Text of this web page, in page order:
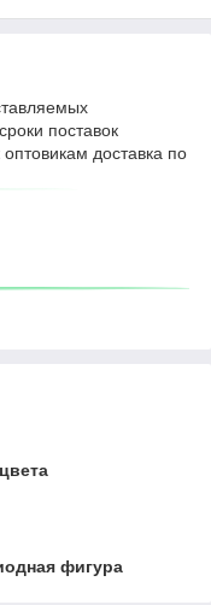
поставок
доставка по
фигура